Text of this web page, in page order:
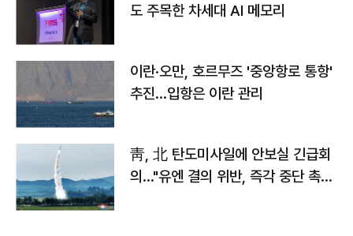
도 주목한 차세대 AI 메모리
이란·오만, 호르무즈 '중앙항로 통항'
추진…입항은 이란 관리
靑, 北 탄도미사일에 안보실 긴급회
의…"유엔 결의 위반, 즉각 중단 촉